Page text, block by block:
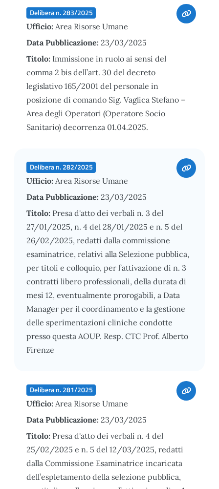
Delibera n. 283/2025
Ufficio: Area Risorse Umane
Data Pubblicazione: 23/03/2025
Titolo: Immissione in ruolo ai sensi del
comma 2 bis dell’art. 30 del decreto
legislativo 165/2001 del personale in
posizione di comando Sig. Vaglica Stefano –
Area degli Operatori (Operatore Socio
Sanitario) decorrenza 01.04.2025.
Delibera n. 282/2025
Ufficio: Area Risorse Umane
Data Pubblicazione: 23/03/2025
Titolo: Presa d'atto dei verbali n. 3 del
27/01/2025, n. 4 del 28/01/2025 e n. 5 del
26/02/2025, redatti dalla commissione
esaminatrice, relativi alla Selezione pubblica,
per titoli e colloquio, per l’attivazione di n. 3
contratti libero professionali, della durata di
mesi 12, eventualmente prorogabili, a Data
Manager per il coordinamento e la gestione
delle sperimentazioni cliniche condotte
presso questa AOUP. Resp. CTC Prof. Alberto
Firenze
Delibera n. 281/2025
Ufficio: Area Risorse Umane
Data Pubblicazione: 23/03/2025
Titolo: Presa d'atto dei verbali n. 4 del
25/02/2025 e n. 5 del 12/03/2025, redatti
dalla Commissione Esaminatrice incaricata
dell’espletamento della selezione pubblica,